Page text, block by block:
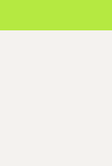
nach oben/